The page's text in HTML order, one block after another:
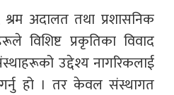
अदालत तथा प्रशासनिक
विशिष्ट प्रकृतिका विवाद
उद्देश्य नागरिकलाई
गर्नु हो । तर केवल संस्थागत